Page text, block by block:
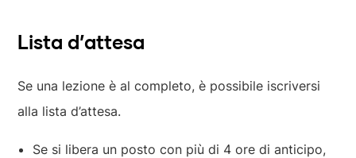
Lista d’attesa
Se una lezione è al completo, è possibile iscriversi
alla lista d’attesa.
Se si libera un posto con più di 4 ore di anticipo,